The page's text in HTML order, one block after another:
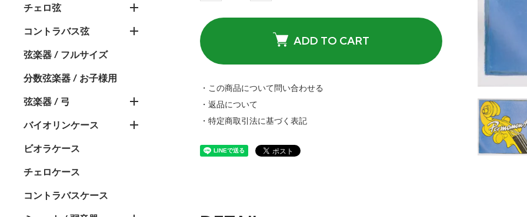
チェロ弦
コントラバス弦
弦楽器 / フルサイズ
分数弦楽器 / お子様用
弦楽器 / 弓
バイオリンケース
ビオラケース
チェロケース
コントラバスケース
ADD TO CART
・この商品について問い合わせる
・返品について
・特定商取引法に基づく表記